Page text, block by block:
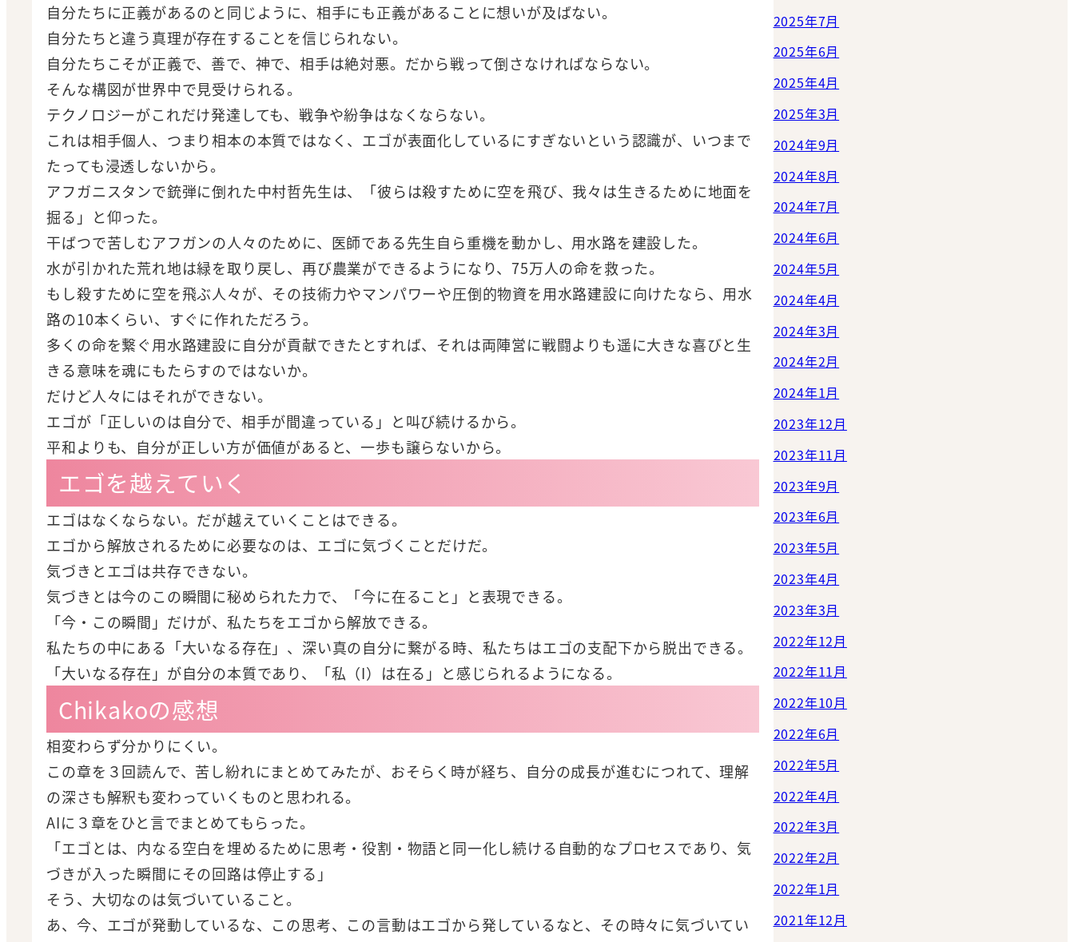
自分たちに正義があるのと同じように、相手にも正義があることに想いが及ばない。
自分たちと違う真理が存在することを信じられない。
自分たちこそが正義で、善で、神で、相手は絶対悪。だから戦って倒さなければならない。
そんな構図が世界中で見受けられる。
テクノロジーがこれだけ発達しても、戦争や紛争はなくならない。
これは相手個人、つまり相本の本質ではなく、エゴが表面化しているにすぎないという認識が、いつまで
たっても浸透しないから。
アフガニスタンで銃弾に倒れた中村哲先生は、「彼らは殺すために空を飛び、我々は生きるために地面を
掘る」と仰った。
干ばつで苦しむアフガンの人々のために、医師である先生自ら重機を動かし、用水路を建設した。
水が引かれた荒れ地は緑を取り戻し、再び農業ができるようになり、75万人の命を救った。
もし殺すために空を飛ぶ人々が、その技術力やマンパワーや圧倒的物資を用水路建設に向けたなら、用水
路の10本くらい、すぐに作れただろう。
多くの命を繋ぐ用水路建設に自分が貢献できたとすれば、それは両陣営に戦闘よりも遥に大きな喜びと生
きる意味を魂にもたらすのではないか。
だけど人々にはそれができない。
エゴが「正しいのは自分で、相手が間違っている」と叫び続けるから。
平和よりも、自分が正しい方が価値があると、一歩も譲らないから。
エゴを越えていく
エゴはなくならない。だが越えていくことはできる。
エゴから解放されるために必要なのは、エゴに気づくことだけだ。
気づきとエゴは共存できない。
気づきとは今のこの瞬間に秘められた力で、「今に在ること」と表現できる。
「今・この瞬間」だけが、私たちをエゴから解放できる。
私たちの中にある「大いなる存在」、深い真の自分に繋がる時、私たちはエゴの支配下から脱出できる。
「大いなる存在」が自分の本質であり、「私（I）は在る」と感じられるようになる。
Chikakoの感想
相変わらず分かりにくい。
この章を３回読んで、苦し紛れにまとめてみたが、おそらく時が経ち、自分の成長が進むにつれて、理解
の深さも解釈も変わっていくものと思われる。
AIに３章をひと言でまとめてもらった。
「エゴとは、内なる空白を埋めるために思考・役割・物語と同一化し続ける自動的なプロセスであり、気
づきが入った瞬間にその回路は停止する」
そう、大切なのは気づいていること。
あ、今、エゴが発動しているな、この思考、この言動はエゴから発しているなと、その時々に気づいてい
2025年7月
2025年6月
2025年4月
2025年3月
2024年9月
2024年8月
2024年7月
2024年6月
2024年5月
2024年4月
2024年3月
2024年2月
2024年1月
2023年12月
2023年11月
2023年9月
2023年6月
2023年5月
2023年4月
2023年3月
2022年12月
2022年11月
2022年10月
2022年6月
2022年5月
2022年4月
2022年3月
2022年2月
2022年1月
2021年12月